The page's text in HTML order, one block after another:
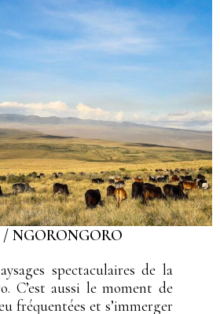
NGORONGORO
spectaculaires de la
C’est aussi le moment de
fréquentées et s’immerger